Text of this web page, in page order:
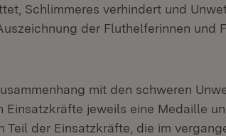
Schlimmeres verhindert und
der Fluthelferinnen und
Fenster)
mit den schweren
Einsatzkräfte jeweils eine Medaille
Teil der Einsatzkräfte, die im